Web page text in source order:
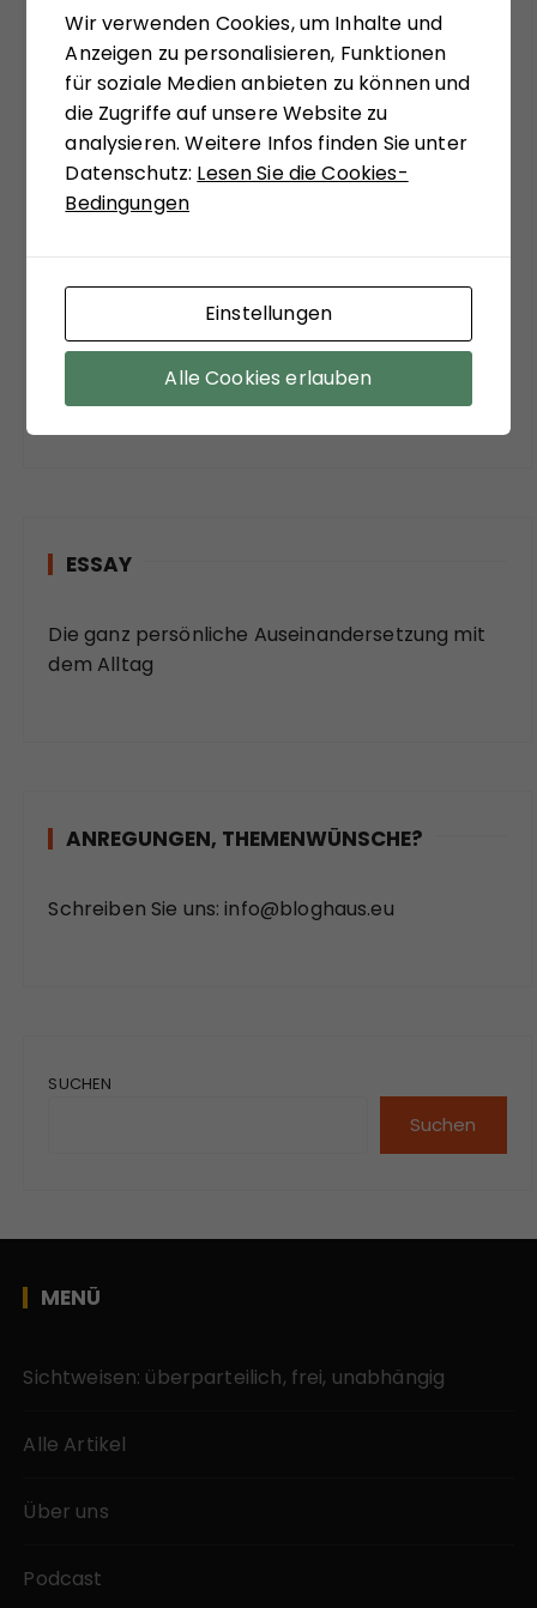
systemtheoretisch inspiriert, zu ungewohnten
Sichtweisen anregen zu lassen. Matthias
Schulze-Böing schreibt in seinem Buch-Tipp
von einem "kühnem Entwurf eines
gesellschaftstheoretisch fundierten Konzepts
zu einem neuen Verständnis des politischen
Extremismus." Sein Fazit versöhnt mit viel
Befund, dass ein funktionierender Staat, sozialer
Ausgleich und stabile Institutionen die
wirksamsten Mittel sind, der Verführungskraft
des Extremismus entgegenzuwirken."
ESSAY
Die ganz persönliche Auseinandersetzung mit
dem Alltag
ANREGUNGEN, THEMENWÜNSCHE?
Schreiben Sie uns: info@bloghaus.eu
SUCHEN
Suchen
MENÜ
Sichtweisen: überparteilich, frei, unabhängig
Alle Artikel
Über uns
Podcast
Wir verwenden Cookies, um Inhalte und
Anzeigen zu personalisieren, Funktionen
für soziale Medien anbieten zu können und
die Zugriffe auf unsere Website zu
analysieren. Weitere Infos finden Sie unter
Datenschutz: Lesen Sie die Cookies-
Bedingungen
Einstellungen
Alle Cookies erlauben